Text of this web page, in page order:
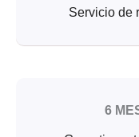
Servicio de
6